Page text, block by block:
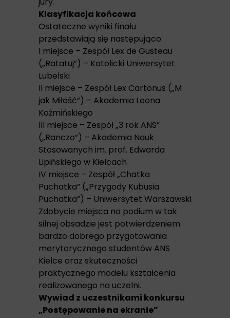
Klasyfikacja końcowa
Ostateczne wyniki finału
przedstawiają się następująco:
I miejsce – Zespół Lex de Gusteau
(„Ratatuj”) – Katolicki Uniwersytet
Lubelski
II miejsce – Zespół Lex Cartonus („M
jak Miłość”) – Akademia Leona
Koźmińskiego
III miejsce – Zespół „3 rok ANS”
(„Ranczo”) – Akademia Nauk
Stosowanych im. prof. Edwarda
Lipińskiego w Kielcach
IV miejsce – Zespół „Chatka
Puchatka” („Przygody Kubusia
Puchatka”) – Uniwersytet Warszawski
Zdobycie miejsca na podium w tak
silnej obsadzie jest potwierdzeniem
bardzo dobrego przygotowania
merytorycznego studentów ANS
Kielce oraz skuteczności
praktycznego modelu kształcenia
realizowanego na uczelni.
Wywiad z uczestnikami konkursu
„Postępowanie na ekranie”